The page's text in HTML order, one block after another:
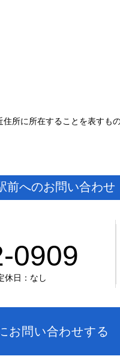
所に所在することを表すも
前へのお問い合わせ
0909
休日：なし
お問い合わせする